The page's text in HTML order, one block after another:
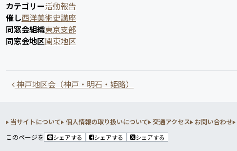
カテゴリー活動報告
催し西洋美術史講座
同窓会組織東京支部
同窓会地区関東地区
投稿ナビゲーション
神戸地区会（神戸・明石・姫路）
当サイトについて 個人情報の取り扱いについて 交通アクセス お問い合わせ
このページを
シェアする シェアする シェアする